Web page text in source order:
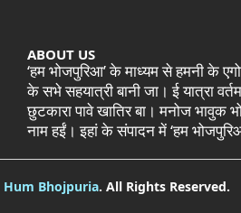
ABOUT US
‘हम भोजपुरिआ’ के माध्यम से हमनी के
के सभे सहयात्री बानी जा। ई यात्रा
छुटकारा पावे खातिर बा। मनोज भावुक
नाम हईं। इहां के संपादन में ‘हम
Hum Bhojpuria. All Rights Reserved.